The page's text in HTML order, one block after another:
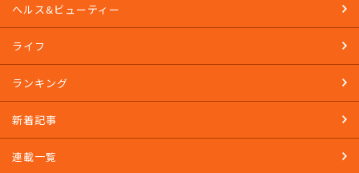
ヘルス&ビューティー
ライフ
ランキング
新着記事
連載一覧